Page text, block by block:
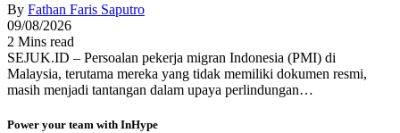
By Fathan Faris Saputro
09/08/2026
2 Mins read
SEJUK.ID – Persoalan pekerja migran Indonesia (PMI) di
Malaysia, terutama mereka yang tidak memiliki dokumen resmi,
masih menjadi tantangan dalam upaya perlindungan…
Power your team with InHype